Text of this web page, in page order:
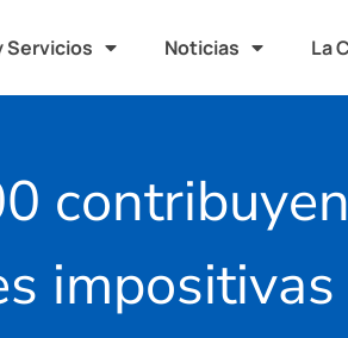
Servicios Noticias La
impositivas